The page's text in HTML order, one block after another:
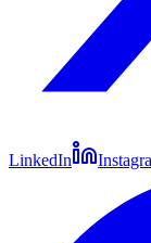
LinkedIn